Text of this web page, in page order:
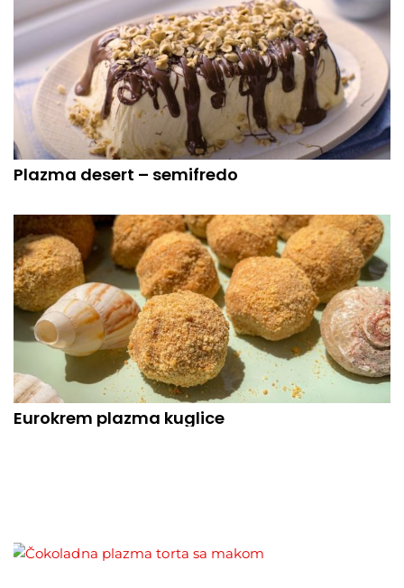
Plazma desert – semifredo
Eurokrem plazma kuglice